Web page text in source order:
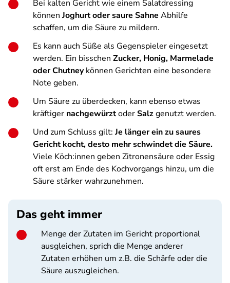
Bei kalten Gericht wie einem Salatdressing
können Joghurt oder saure Sahne Abhilfe
schaffen, um die Säure zu mildern.
Es kann auch Süße als Gegenspieler eingesetzt
werden. Ein bisschen Zucker, Honig, Marmelade
oder Chutneykönnen Gerichten eine besondere
Note geben.
Um Säure zu überdecken, kann ebenso etwas
kräftiger nachgewürztoderSalzgenutzt werden.
Und zum Schluss gilt: Je länger ein zu saures
Gericht kocht, desto mehr schwindet die Säure.
Viele Köch:innen geben Zitronensäure oder Essig
oft erst am Ende des Kochvorgangs hinzu, um die
Säure stärker wahrzunehmen.
Das geht immer
Menge der Zutaten im Gericht proportional
ausgleichen, sprich die Menge anderer
Zutaten erhöhen um z.B. die Schärfe oder die
Säure auszugleichen.